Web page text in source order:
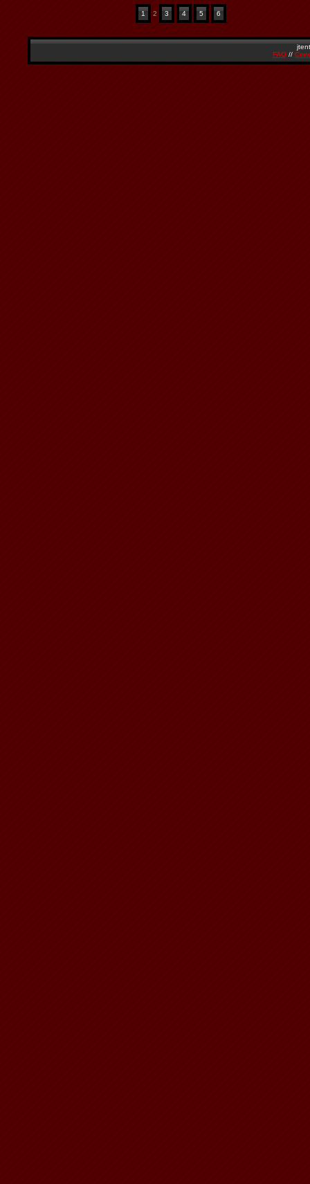
1 2 3 4 5 6
FAQ //